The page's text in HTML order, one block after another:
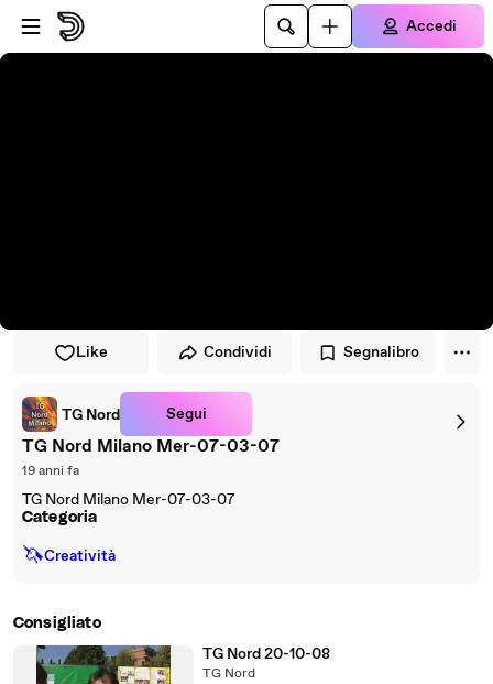
Vai al lettore
Passa al contenuto principale
Accedi
Like Condividi Segnalibro
TG Nord Segui
TG Nord Milano Mer-07-03-07
19 anni fa
TG Nord Milano Mer-07-03-07
Categoria
🦄Creatività
Consigliato
TG Nord 20-10-08
TG Nord